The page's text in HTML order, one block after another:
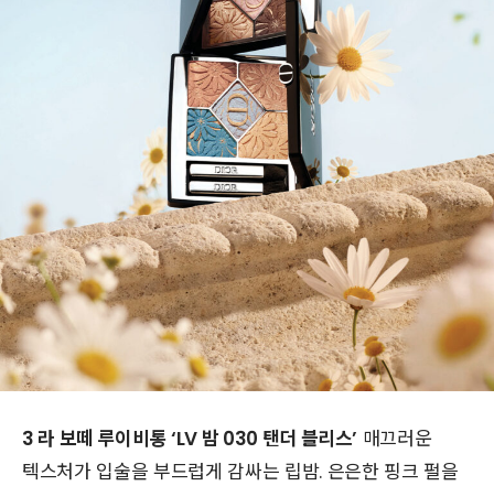
3 라 보떼 루이비통 ‘LV 밤 030 탠더 블리스’ 매끄러운
텍스처가 입술을 부드럽게 감싸는 립밤. 은은한 핑크 펄을